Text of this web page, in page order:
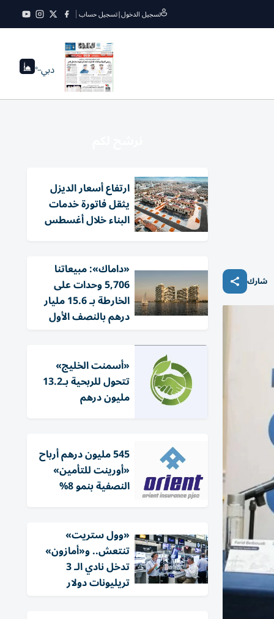
تسجيل الدخول|تسجيل حساب
دبي--°
شارك
ارتفاع أسعار الديزل
يثقل فاتورة خدمات
البناء خلال أغسطس
«داماك»: مبيعاتنا
5,706 وحدات على
الخارطة بـ 15.6 مليار
درهم بالنصف الأول
«أسمنت الخليج»
تتحول للربحية بـ13.2
مليون درهم
545 مليون درهم أرباح
«أورينت للتأمين»
النصفية بنمو 8%
«وول ستريت»
تنتعش.. و«أمازون»
تدخل نادي الـ 3
تريليونات دولار